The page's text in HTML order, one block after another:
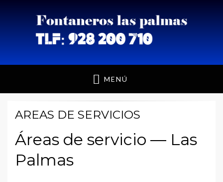
Fontaneros Las
Palmas
MENÚ
AREAS DE SERVICIOS
Áreas de servicio — Las
Palmas